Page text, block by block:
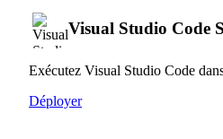
Visual Studio Code
Exécutez Visual Studio Code
Déployer